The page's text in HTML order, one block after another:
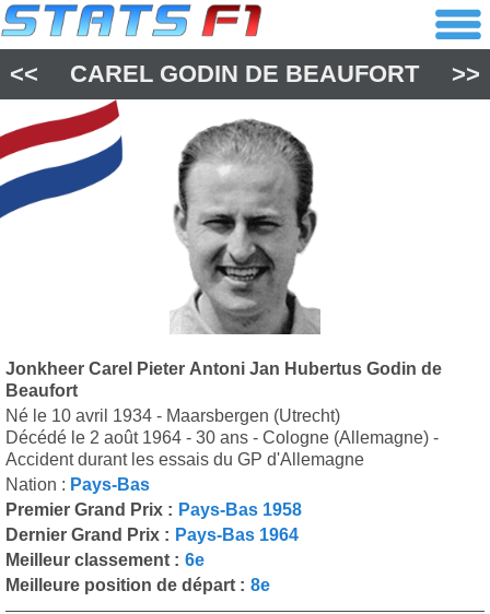
<< CAREL GODIN DE BEAUFORT >>
Jonkheer Carel Pieter Antoni Jan Hubertus Godin de
Beaufort
Né le 10 avril 1934 - Maarsbergen (Utrecht)
Décédé le 2 août 1964 - 30 ans - Cologne (Allemagne) -
Accident durant les essais du GP d'Allemagne
Nation : Pays-Bas
Premier Grand Prix : Pays-Bas 1958
Dernier Grand Prix : Pays-Bas 1964
Meilleur classement : 6e
Meilleure position de départ : 8e